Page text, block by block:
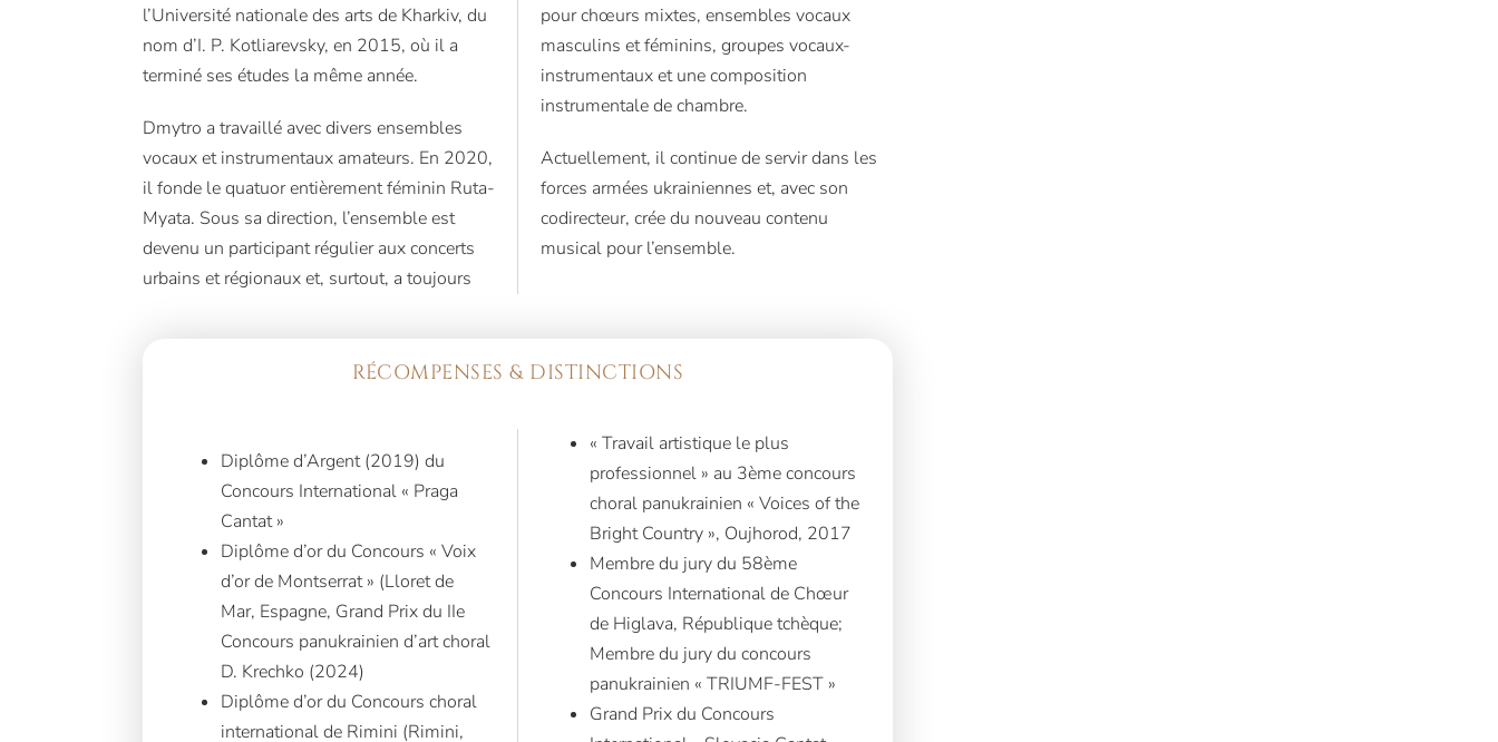
l’Université nationale des arts de Kharkiv, du
nom d’I. P. Kotliarevsky, en 2015, où il a
terminé ses études la même année.
Dmytro a travaillé avec divers ensembles
vocaux et instrumentaux amateurs. En 2020,
il fonde le quatuor entièrement féminin Ruta-
Myata. Sous sa direction, l’ensemble est
devenu un participant régulier aux concerts
urbains et régionaux et, surtout, a toujours
pour chœurs mixtes, ensembles vocaux
masculins et féminins, groupes vocaux-
instrumentaux et une composition
instrumentale de chambre.
Actuellement, il continue de servir dans les
forces armées ukrainiennes et, avec son
codirecteur, crée du nouveau contenu
musical pour l’ensemble.
RÉCOMPENSES & DISTINCTIONS
Diplôme d’Argent (2019) du
Concours International « Praga
Cantat »
Diplôme d’or du Concours « Voix
d’or de Montserrat » (Lloret de
Mar, Espagne, Grand Prix du IIe
Concours panukrainien d’art choral
D. Krechko (2024)
Diplôme d’or du Concours choral
international de Rimini (Rimini,
« Travail artistique le plus
professionnel » au 3ème concours
choral panukrainien « Voices of the
Bright Country », Oujhorod, 2017
Membre du jury du 58ème
Concours International de Chœur
de Higlava, République tchèque;
Membre du jury du concours
panukrainien « TRIUMF-FEST »
Grand Prix du Concours